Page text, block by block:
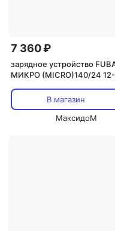
7 360 ₽
зарядное устройство
МИКРО (MICRO)140/24
В магазин
МаксидоМ